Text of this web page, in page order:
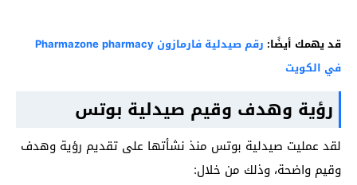
قد يهمك أيضًا:
رقم صيدلية فارمازون Pharmazone pharmacy
في الكويت
رؤية وهدف وقيم صيدلية بوتس
لقد عمليت صيدلية بوتس منذ نشأتها على تقديم رؤية وهدف
وقيم واضحة، وذلك من خلال: